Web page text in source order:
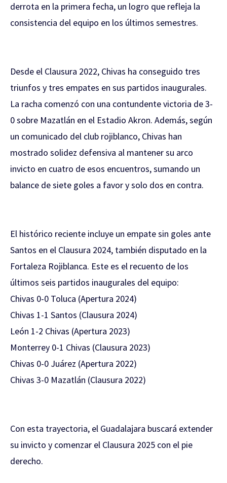
derrota en la primera fecha, un logro que refleja la
consistencia del equipo en los últimos semestres.
Desde el Clausura 2022, Chivas ha conseguido tres
triunfos y tres empates en sus partidos inaugurales.
La racha comenzó con una contundente victoria de 3-
0 sobre Mazatlán en el Estadio Akron. Además, según
un comunicado del club rojiblanco, Chivas han
mostrado solidez defensiva al mantener su arco
invicto en cuatro de esos encuentros, sumando un
balance de siete goles a favor y solo dos en contra.
El histórico reciente incluye un empate sin goles ante
Santos en el Clausura 2024, también disputado en la
Fortaleza Rojiblanca. Este es el recuento de los
últimos seis partidos inaugurales del equipo:
Chivas 0-0 Toluca (Apertura 2024)
Chivas 1-1 Santos (Clausura 2024)
León 1-2 Chivas (Apertura 2023)
Monterrey 0-1 Chivas (Clausura 2023)
Chivas 0-0 Juárez (Apertura 2022)
Chivas 3-0 Mazatlán (Clausura 2022)
Con esta trayectoria, el Guadalajara buscará extender
su invicto y comenzar el Clausura 2025 con el pie
derecho.